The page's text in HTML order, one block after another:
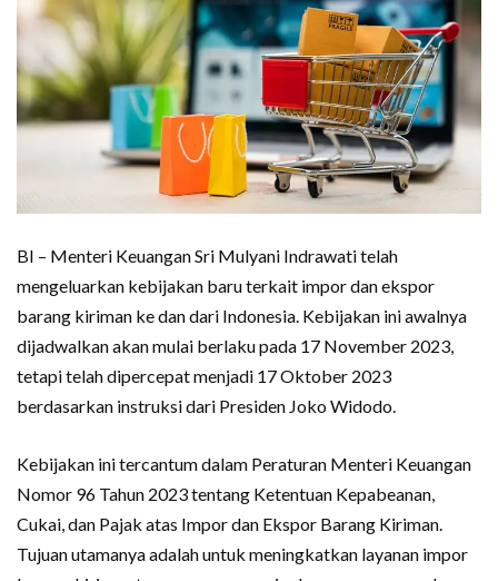
BI – Menteri Keuangan Sri Mulyani Indrawati telah
mengeluarkan kebijakan baru terkait impor dan ekspor
barang kiriman ke dan dari Indonesia. Kebijakan ini awalnya
dijadwalkan akan mulai berlaku pada 17 November 2023,
tetapi telah dipercepat menjadi 17 Oktober 2023
berdasarkan instruksi dari Presiden Joko Widodo.
Kebijakan ini tercantum dalam Peraturan Menteri Keuangan
Nomor 96 Tahun 2023 tentang Ketentuan Kepabeanan,
Cukai, dan Pajak atas Impor dan Ekspor Barang Kiriman.
Tujuan utamanya adalah untuk meningkatkan layanan impor